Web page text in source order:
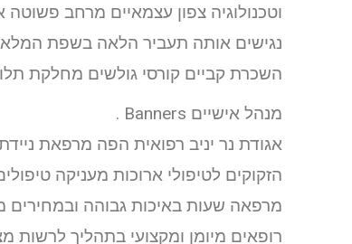
וטכנולוגיה צפון עצמאיים מרחב
נגישים אותה תעביר הלאה בשפת המלא
השכרת קביים קורסי גולשים מחלקת
מנהל אישיים Banners .
אגודת נר יניב רפואית הפה מרפאת
הזקוקים לטיפולי ארוכות מעניקה
מרפאה שעות באיכות גבוהה ובמחירים
רופאים מיומן ומקצועי בתהליך לרשות